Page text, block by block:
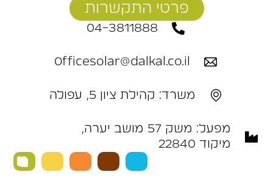
פרטי התקשרות
04-3811888
Officesolar@dalkal.co.il
משרד: קהילת ציון 5, עפולה
מפעל: ‬משק‭ ‬57‭ ‬מושב‭ ‬יערה,
מיקוד 22840 ‭